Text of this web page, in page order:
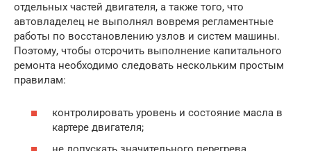
отдельных частей двигателя, а также того, что
автовладелец не выполнял вовремя регламентные
работы по восстановлению узлов и систем машины.
Поэтому, чтобы отсрочить выполнение капитального
ремонта необходимо следовать нескольким простым
правилам:
контролировать уровень и состояние масла в
картере двигателя;